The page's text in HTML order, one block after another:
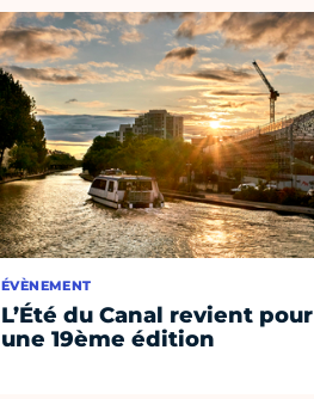
ÉVÈNEMENT
L’Été du Canal revient pour
une 19ème édition